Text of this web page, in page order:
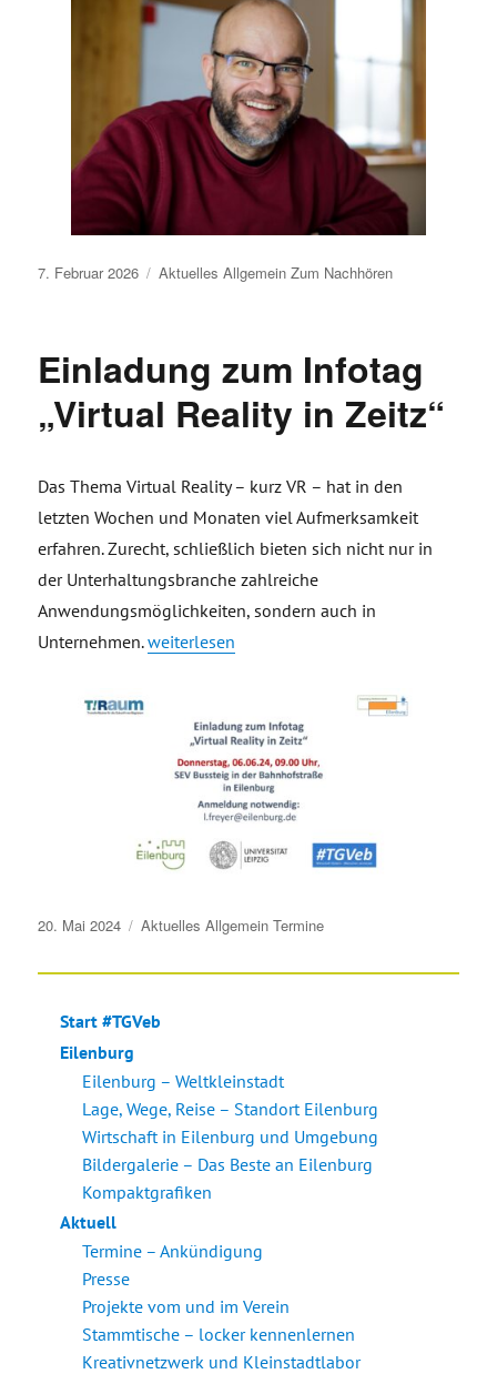
Veröffentlicht
7. Februar 2026 Aktuelles Allgemein Zum Nachhören
Einladung zum Infotag
„Virtual Reality in Zeitz“
Das Thema Virtual Reality – kurz VR – hat in den
letzten Wochen und Monaten viel Aufmerksamkeit
erfahren. Zurecht, schließlich bieten sich nicht nur in
der Unterhaltungsbranche zahlreiche
Anwendungsmöglichkeiten, sondern auch in
Unternehmen.„Einladung zum Infotag „Virtual Reality in
weiterlesen
Veröffentlicht
20. Mai 2024 Aktuelles Allgemein Termine
Start #TGVeb
Eilenburg
Eilenburg – Weltkleinstadt
Lage, Wege, Reise – Standort Eilenburg
Wirtschaft in Eilenburg und Umgebung
Bildergalerie – Das Beste an Eilenburg
Kompaktgrafiken
Aktuell
Termine – Ankündigung
Presse
Projekte vom und im Verein
Stammtische – locker kennenlernen
Kreativnetzwerk und Kleinstadtlabor